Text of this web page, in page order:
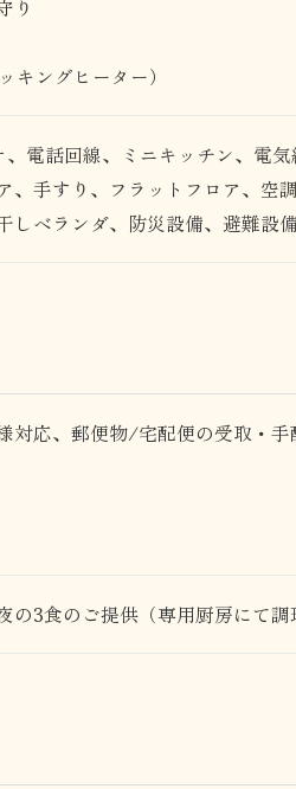
り
ングヒーター）
電話回線、ミニキッチン、電
、手すり、フラットフロア、空
しベランダ、防災設備、避難
応、郵便物/宅配便の受取・手
3食のご提供（専用厨房にて調